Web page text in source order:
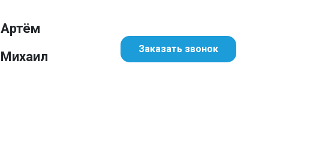
Артём
Михаил
Заказать звонок